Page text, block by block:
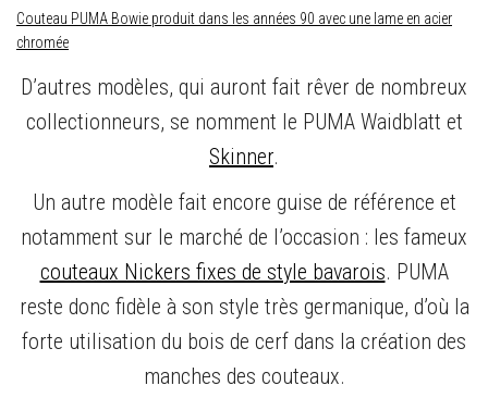
Couteau PUMA Bowie produit dans les années 90 avec une lame en acier
chromée
D’autres modèles, qui auront fait rêver de nombreux
collectionneurs, se nomment le PUMA Waidblatt et
Skinner.
Un autre modèle fait encore guise de référence et
notamment sur le marché de l’occasion : les fameux
couteaux Nickers fixes de style bavarois. PUMA
reste donc fidèle à son style très germanique, d’où la
forte utilisation du bois de cerf dans la création des
manches des couteaux.